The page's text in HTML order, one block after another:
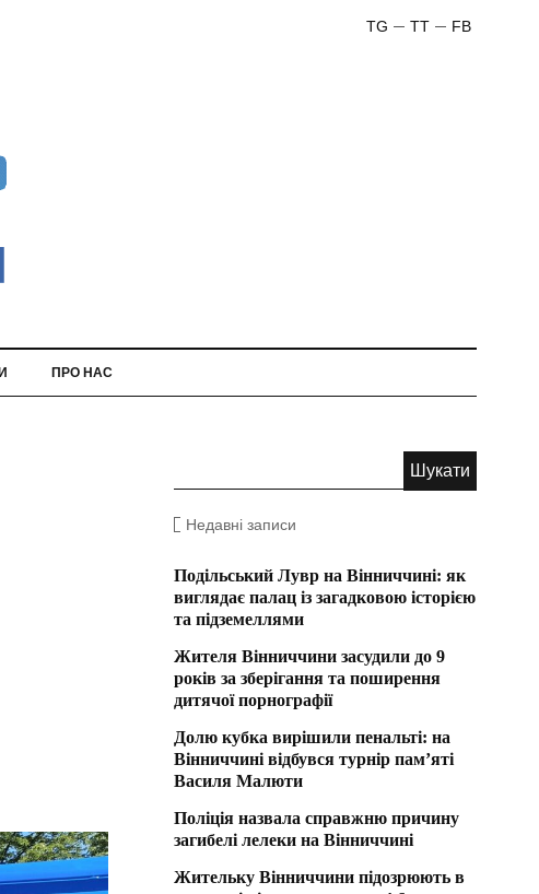
FB
TT
TG
ПРО НАС
Недавні записи
Подільський Лувр на Вінниччині: як
виглядає палац із загадковою історією
та підземеллями
Жителя Вінниччини засудили до 9
років за зберігання та поширення
дитячої порнографії
Долю кубка вирішили пенальті: на
Вінниччині відбувся турнір пам’яті
Василя Малюти
Поліція назвала справжню причину
загибелі лелеки на Вінниччині
Жительку Вінниччини підозрюють в